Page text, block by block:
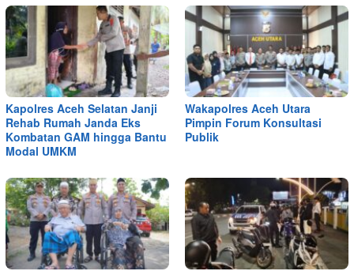
Kapolres Aceh Selatan Janji
Rehab Rumah Janda Eks
Kombatan GAM hingga Bantu
Modal UMKM
Wakapolres Aceh Utara
Pimpin Forum Konsultasi
Publik